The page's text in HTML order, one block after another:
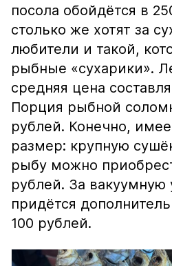
посола обойдётся в
столько же хотят за
любители и такой,
рыбные «сухарики».
средняя цена
Порция рыбной
рублей. Конечно,
размер: крупную
рыбу можно
рублей. За вакуумную
придётся
100 рублей.